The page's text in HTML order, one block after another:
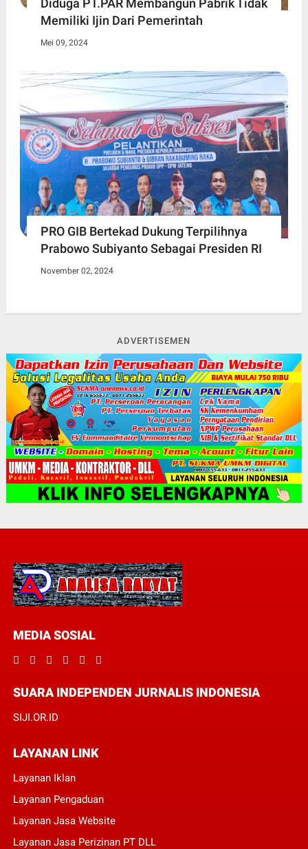
Memiliki Ijin Dari Pemerintah
Mei 09, 2024
PRO GIB Bertekad Dukung Terpilihnya
Prabowo Subiyanto Sebagai Presiden RI
November 02, 2024
ADVERTISEMEN
MEDIA SOSIAL
SUARA INDEPENDEN JURNALIS INDONESIA
SIJI.OR.ID
LAYANAN LINK
Layanan Iklan
Layanan Pengaduan
Layanan Jasa Website
Layanan Jasa Perizinan PT DLL